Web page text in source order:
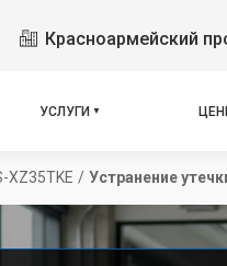
Красноармейский
УСЛУГИ
XZ35TKE / Устранение